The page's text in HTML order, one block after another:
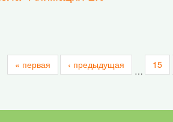
« первая ‹ предыдущая
…
15